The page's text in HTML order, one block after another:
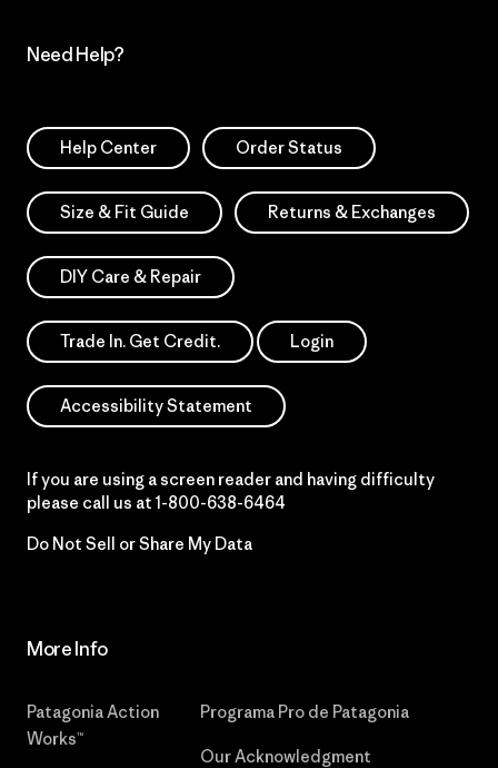
Need Help?
Help Center Order Status
Size & Fit Guide Returns & Exchanges
DIY Care & Repair
Trade In. Get Credit. Login
Accessibility Statement
If you are using a screen reader and having difficulty
please call us at 1-800-638-6464
Do Not Sell or Share My Data
More Info
Patagonia Action
Works™
Programa Pro de Patagonia
Our Acknowledgment